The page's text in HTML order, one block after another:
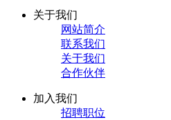
关于我们
网站简介
联系我们
关于我们
合作伙伴
加入我们
招聘职位